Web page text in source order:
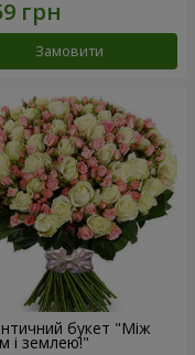
Замовити
букет "Між
і землею!"